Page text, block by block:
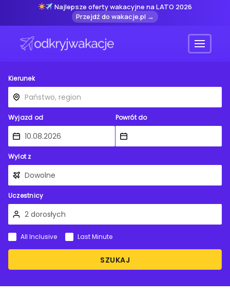
Najlepsze oferty wakacyjne na LATO 2026
Przejdź do wakacje.pl →
Menu
Kierunek
Wyjazd od Powrót do
Wylot z
Uczestnicy
SZUKAJ
All Inclusive Last Minute